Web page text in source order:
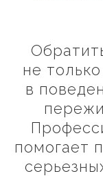
не
в
помогает